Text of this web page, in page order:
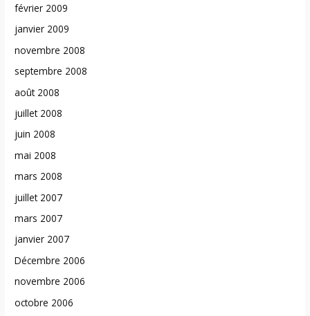
février 2009
janvier 2009
novembre 2008
septembre 2008
août 2008
juillet 2008
juin 2008
mai 2008
mars 2008
juillet 2007
mars 2007
janvier 2007
Décembre 2006
novembre 2006
octobre 2006